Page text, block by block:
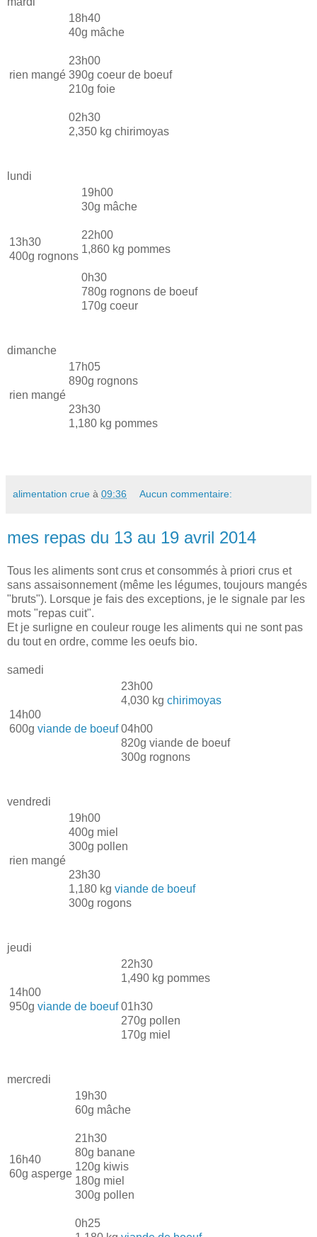
rien mangé
18h40
40g mâche
23h00
390g coeur de boeuf
210g foie
02h30
2,350 kg chirimoyas
lundi
13h30
400g rognons
19h00
30g mâche
22h00
1,860 kg pommes
0h30
780g rognons de boeuf
170g coeur
dimanche
rien mangé
17h05
890g rognons
23h30
1,180 kg pommes
alimentation crue à 09:36 Aucun commentaire:
mes repas du 13 au 19 avril 2014
Tous les aliments sont crus et consommés à priori crus et
sans assaisonnement (même les légumes, toujours mangés
"bruts"). Lorsque je fais des exceptions, je le signale par les
mots "repas cuit".
Et je surligne en couleur rouge les aliments qui ne sont pas
du tout en ordre, comme les oeufs bio.
samedi
14h00
600g viande de boeuf
23h00
4,030 kg chirimoyas
04h00
820g viande de boeuf
300g rognons
vendredi
rien mangé
19h00
400g miel
300g pollen
23h30
1,180 kg viande de boeuf
300g rogons
jeudi
14h00
950g viande de boeuf
22h30
1,490 kg pommes
01h30
270g pollen
170g miel
mercredi
16h40
60g asperge
19h30
60g mâche
21h30
80g banane
120g kiwis
180g miel
300g pollen
0h25